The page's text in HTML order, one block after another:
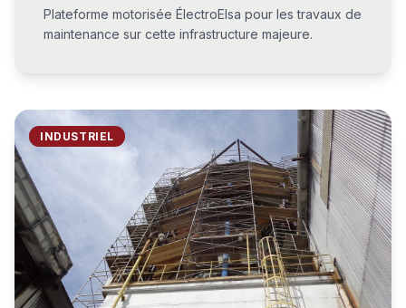
Plateforme motorisée ÉlectroElsa pour les travaux de
maintenance sur cette infrastructure majeure.
INDUSTRIEL